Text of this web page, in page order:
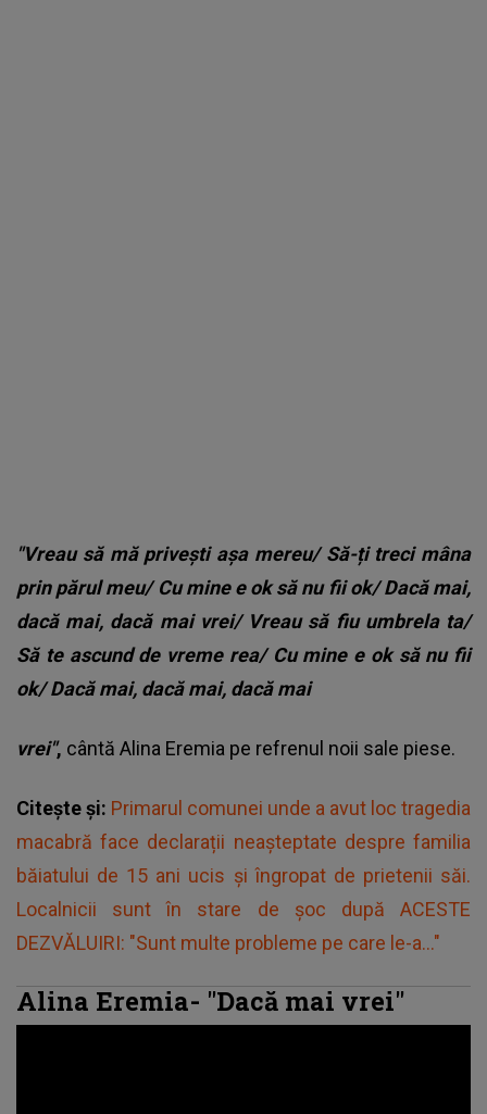
"Vreau să mă privești așa mereu/Să-ți treci mâna
prin părul meu/Cu mine e ok să nu fii ok/Dacă mai,
dacă mai, dacă mai vrei/ Vreau să fiu umbrela ta/
Să te ascund de vreme rea/ Cu mine e ok să nu fii
ok/Dacă mai, dacă mai, dacă mai
vrei", cântă Alina Eremia pe refrenul noii sale piese.
Citește și: Primarul comunei unde a avut loc tragedia
macabră face declarații neașteptate despre familia
băiatului de 15 ani ucis și îngropat de prietenii săi.
Localnicii sunt în stare de șoc după ACESTE
DEZVĂLUIRI: "Sunt multe probleme pe care le-a..."
Alina Eremia- "Dacă mai vrei"